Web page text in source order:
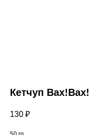
Кетчуп Вах!Вах!
130 ₽